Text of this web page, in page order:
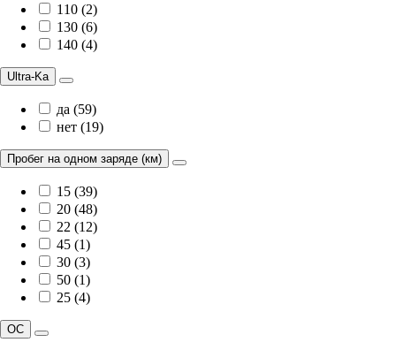
110 (2)
130 (6)
140 (4)
Ultra-Ka
да (59)
нет (19)
Пробег на одном заряде (км)
15 (39)
20 (48)
22 (12)
45 (1)
30 (3)
50 (1)
25 (4)
ОС